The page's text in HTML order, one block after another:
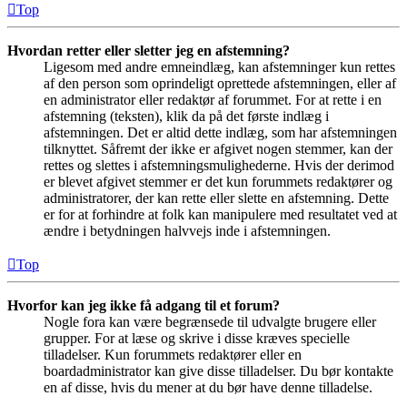
Top
Hvordan retter eller sletter jeg en afstemning?
Ligesom med andre emneindlæg, kan afstemninger kun rettes
af den person som oprindeligt oprettede afstemningen, eller af
en administrator eller redaktør af forummet. For at rette i en
afstemning (teksten), klik da på det første indlæg i
afstemningen. Det er altid dette indlæg, som har afstemningen
tilknyttet. Såfremt der ikke er afgivet nogen stemmer, kan der
rettes og slettes i afstemningsmulighederne. Hvis der derimod
er blevet afgivet stemmer er det kun forummets redaktører og
administratorer, der kan rette eller slette en afstemning. Dette
er for at forhindre at folk kan manipulere med resultatet ved at
ændre i betydningen halvvejs inde i afstemningen.
Top
Hvorfor kan jeg ikke få adgang til et forum?
Nogle fora kan være begrænsede til udvalgte brugere eller
grupper. For at læse og skrive i disse kræves specielle
tilladelser. Kun forummets redaktører eller en
boardadministrator kan give disse tilladelser. Du bør kontakte
en af disse, hvis du mener at du bør have denne tilladelse.